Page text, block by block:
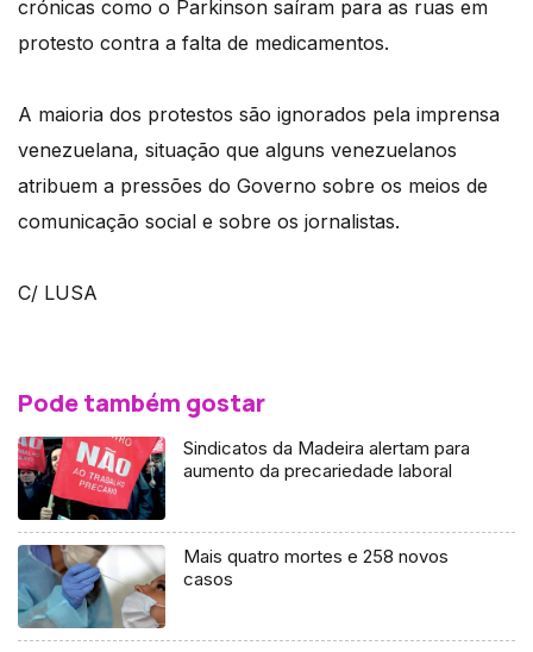
crónicas como o Parkinson saíram para as ruas em
protesto contra a falta de medicamentos.
A maioria dos protestos são ignorados pela imprensa
venezuelana, situação que alguns venezuelanos
atribuem a pressões do Governo sobre os meios de
comunicação social e sobre os jornalistas.
C/ LUSA
Pode também gostar
Sindicatos da Madeira alertam para
aumento da precariedade laboral
Mais quatro mortes e 258 novos
casos